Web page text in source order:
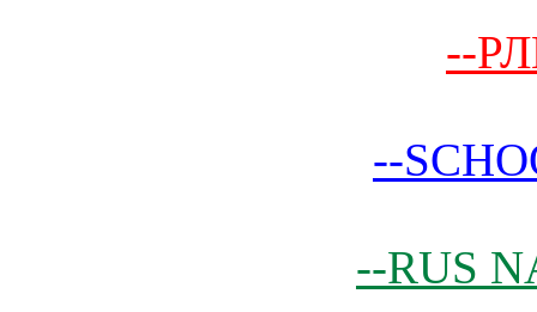
--
--
--RUS